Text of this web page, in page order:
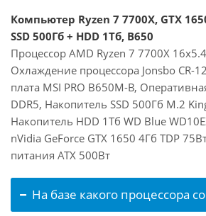
Компьютер Ryzen 7 7700X, GTX
SSD 500Гб + HDD 1Тб, B650
Процессор AMD Ryzen 7 7700X
Охлаждение процессора Jonsbo CR-
плата MSI PRO B650M-B,
DDR5, Накопитель SSD 500Гб M.2
Накопитель HDD 1Тб WD Blue
nVidia GeForce GTX 1650 4Гб TDP
питания ATX 500Вт
На базе какого процессора